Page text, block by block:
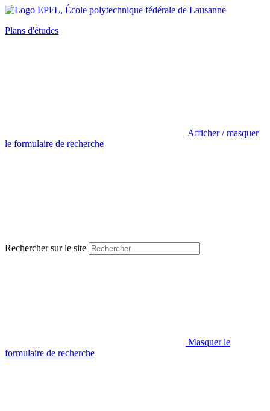
Plans d'études
Afficher / masquer
le formulaire de recherche
Rechercher sur le site
Masquer le
formulaire de recherche